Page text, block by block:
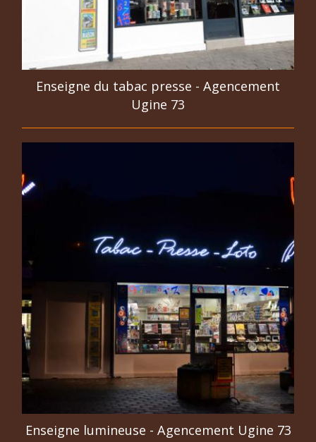
Enseigne du tabac presse - Agencement
Ugine 73
Enseigne lumineuse - Agencement Ugine 73